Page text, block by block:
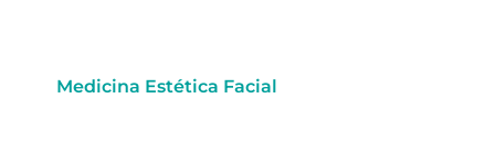
Medicina Estética Facial